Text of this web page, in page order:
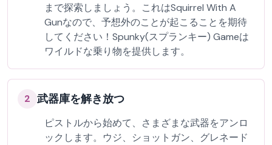
まで探索しましょう。これはSquirrel With A
Gunなので、予想外のことが起こることを期待
してください！Spunky(スプランキー) Gameは
ワイルドな乗り物を提供します。
2 武器庫を解き放つ
ピストルから始めて、さまざまな武器をアンロ
ックします。ウジ、ショットガン、グレネード